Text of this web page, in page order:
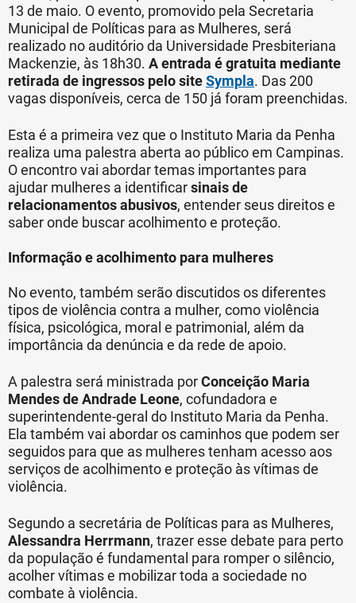
13 de maio. O evento, promovido pela Secretaria
Municipal de Políticas para as Mulheres, será
realizado no auditório da Universidade Presbiteriana
Mackenzie, às 18h30. A entrada é gratuita mediante
retirada de ingressos pelo siteSympla. Das 200
vagas disponíveis, cerca de 150 já foram preenchidas.
Esta é a primeira vez que o Instituto Maria da Penha
realiza uma palestra aberta ao público em Campinas.
O encontro vai abordar temas importantes para
ajudar mulheres a identificarsinais de
relacionamentos abusivos, entender seus direitos e
saber onde buscar acolhimento e proteção.
Informação e acolhimento para mulheres
No evento, também serão discutidos os diferentes
tipos de violência contra a mulher, como violência
física, psicológica, moral e patrimonial, além da
importância da denúncia e da rede de apoio.
A palestra será ministrada porConceição Maria
Mendes de Andrade Leone, cofundadora e
superintendente-geral do Instituto Maria da Penha.
Ela também vai abordar os caminhos que podem ser
seguidos para que as mulheres tenham acesso aos
serviços de acolhimento e proteção às vítimas de
violência.
Segundo a secretária de Políticas para as Mulheres,
Alessandra Herrmann, trazer esse debate para perto
da população é fundamental para romper o silêncio,
acolher vítimas e mobilizar toda a sociedade no
combate à violência.